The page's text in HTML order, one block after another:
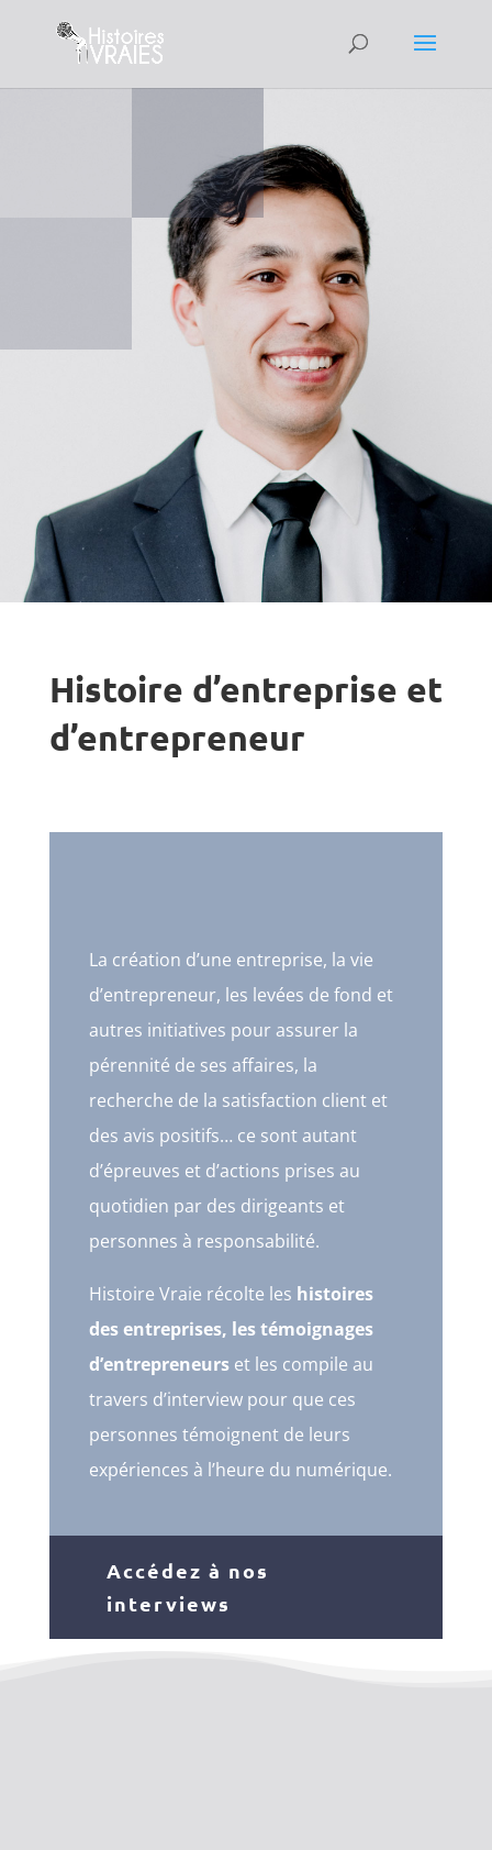
Histoire d’entreprise et
d’entrepreneur
La création d’une entreprise, la vie
d’entrepreneur, les levées de fond et
autres initiatives pour assurer la
pérennité de ses affaires, la
recherche de la satisfaction client et
des avis positifs… ce sont autant
d’épreuves et d’actions prises au
quotidien par des dirigeants et
personnes à responsabilité.
Histoire Vraie récolte les histoires
des entreprises, les témoignages
d’entrepreneurset les compile au
travers d’interview pour que ces
personnes témoignent de leurs
expériences à l’heure du numérique.
Accédez à nos
interviews